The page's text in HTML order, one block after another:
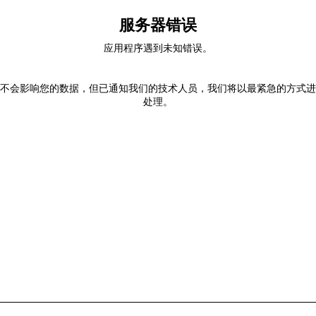
服务器错误
应用程序遇到未知错误。
会影响您的数据，但已通知我们的技术人员，我们将以最紧急的方式
处理。